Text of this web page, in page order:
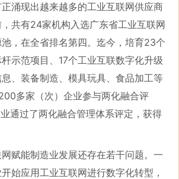
涌现出越来越多的工业互联网供应商
共有24家机构入选广东省工业互联网
，在全省排名第四。迄今，培育23个
示范项目、17个工业互联数字化升级
、装备制造、模具玩具、食品加工等
多家（次）企业参与两化融合评
通过了两化融合管理体系评定，获得
能制造业发展还存在若干问题。一
始应用工业互联网进行数字化转型，